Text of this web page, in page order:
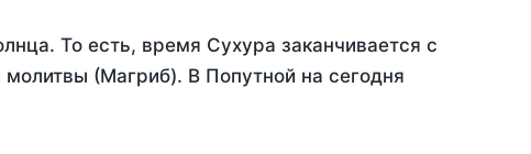
То есть, время Сухура заканчивается с
(Магриб). В Попутной на сегодня